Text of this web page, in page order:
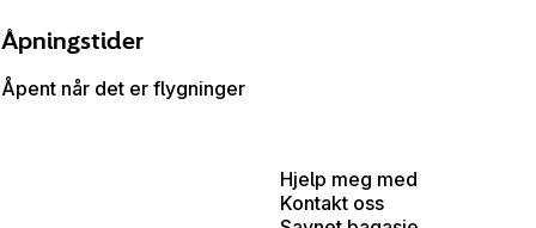
Åpningstider
Åpent når det er flygninger
Hjelp meg med
Kontakt oss